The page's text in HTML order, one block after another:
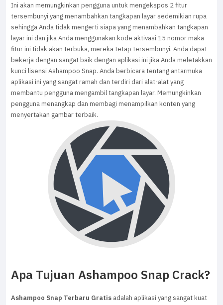
Ini akan memungkinkan pengguna untuk mengekspos 2 fitur
tersembunyi yang menambahkan tangkapan layar sedemikian rupa
sehingga Anda tidak mengerti siapa yang menambahkan tangkapan
layar ini dan jika Anda menggunakan kode aktivasi 15 nomor maka
fitur ini tidak akan terbuka, mereka tetap tersembunyi. Anda dapat
bekerja dengan sangat baik dengan aplikasi ini jika Anda meletakkan
kunci lisensi Ashampoo Snap. Anda berbicara tentang antarmuka
aplikasi ini yang sangat ramah dan terdiri dari alat-alat yang
membantu pengguna mengambil tangkapan layar. Memungkinkan
pengguna menangkap dan membagi menampilkan konten yang
menyertakan gambar terbaik.
Apa Tujuan Ashampoo Snap Crack?
Ashampoo Snap Terbaru Gratis adalah aplikasi yang sangat kuat